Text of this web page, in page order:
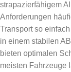
strapazierfähigem
Anforderungen
Transport so
in einem stabilen
bieten optimalen
meisten Fahrzeuge